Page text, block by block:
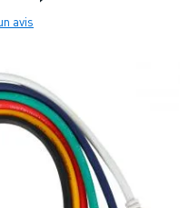
avis